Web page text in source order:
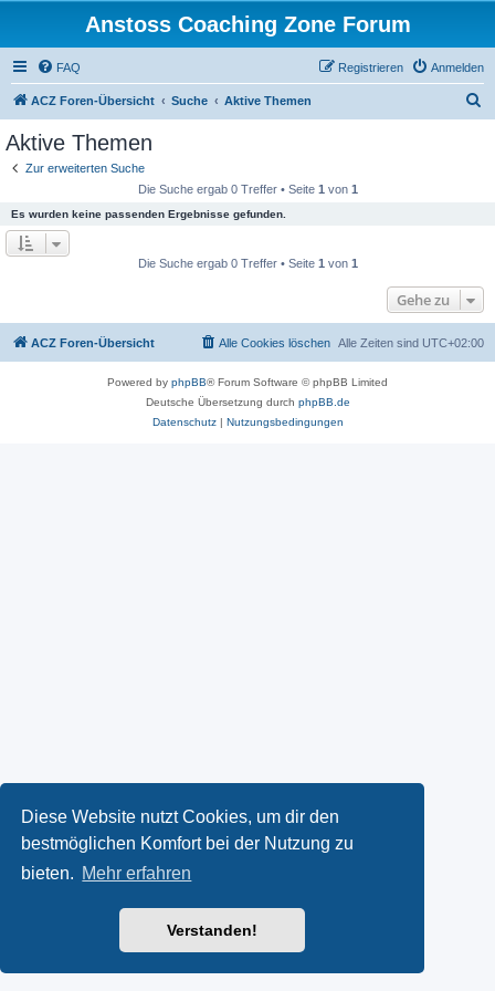
Diese Website nutzt Cookies, um dir den
bestmöglichen Komfort bei der Nutzung zu
bieten. Mehr erfahren
Verstanden!
Anstoss Coaching Zone Forum
FAQ Anmelden
Registrieren
ACZ Foren-Übersicht Suche Aktive Themen
Aktive Themen
Zur erweiterten Suche
Die Suche ergab 0 Treffer • Seite 1 von 1
Es wurden keine passenden Ergebnisse gefunden.
Die Suche ergab 0 Treffer • Seite 1 von 1
Gehe zu
ACZ Foren-Übersicht Alle Zeiten sind UTC+02:00
Alle Cookies löschen
Powered by phpBB® Forum Software © phpBB Limited
Deutsche Übersetzung durch phpBB.de
Datenschutz| Nutzungsbedingungen